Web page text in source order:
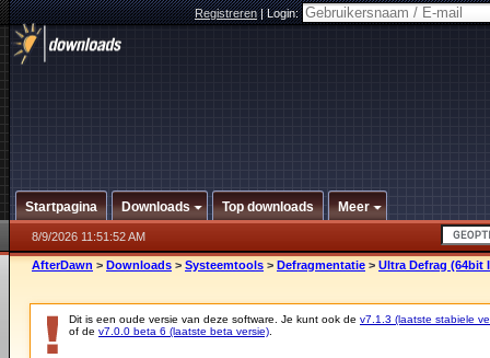
Registreren|Login:
Startpagina Downloads Top downloads Meer
8/9/2026 11:51:52 AM
AfterDawn > Downloads > Systeemtools > Defragmentatie > Ultra Defrag (64bit
Dit is een oude versie van deze software. Je kunt ook de v7.1.3 (laatste stabiele
of de v7.0.0 beta 6 (laatste beta versie)